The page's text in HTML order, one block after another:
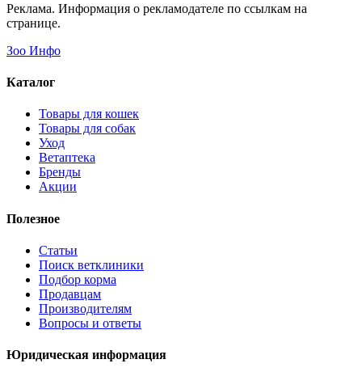
Реклама. Информация о рекламодателе по ссылкам на
странице.
Зоо Инфо
Каталог
Товары для кошек
Товары для собак
Уход
Ветаптека
Бренды
Акции
Полезное
Статьи
Поиск ветклиники
Подбор корма
Продавцам
Производителям
Вопросы и ответы
Юридическая информация